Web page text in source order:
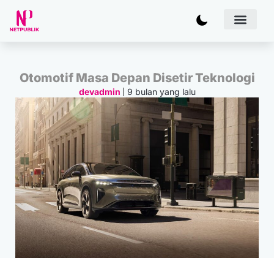
Otomotif Masa Depan Disetir Teknologi
devadmin 9 bulan yang lalu